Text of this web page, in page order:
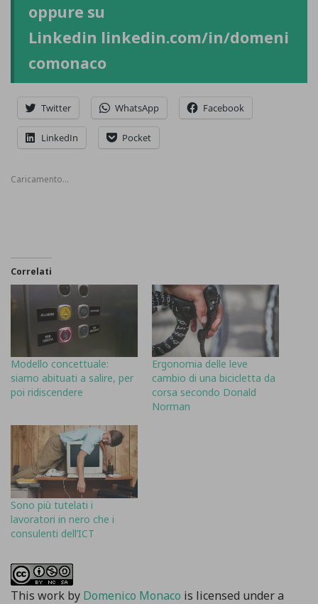
oppure su
Linkedin linkedin.com/in/domeni
comonaco
Twitter WhatsApp Facebook
LinkedIn Pocket
Caricamento...
Correlati
Modello concettuale:
siamo abituati a salire, per
poi ridiscendere
Ergonomia delle leve
cambio di una bicicletta da
corsa secondo Donald
Norman
Sono più tutelati i
lavoratori in nero che i
consulenti dell’ICT
This work by Domenico Monaco is licensed under a